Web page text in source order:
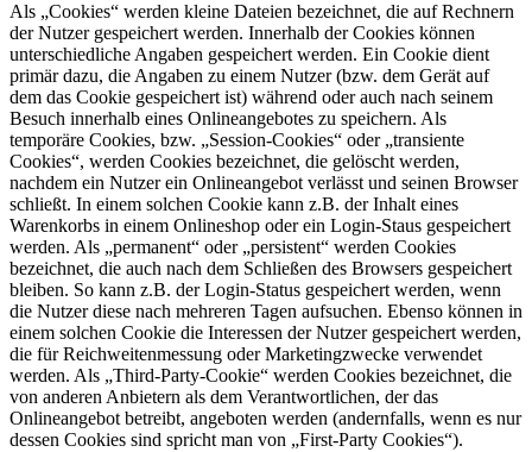
Als „Cookies“ werden kleine Dateien bezeichnet, die auf Rechnern
der Nutzer gespeichert werden. Innerhalb der Cookies können
unterschiedliche Angaben gespeichert werden. Ein Cookie dient
primär dazu, die Angaben zu einem Nutzer (bzw. dem Gerät auf
dem das Cookie gespeichert ist) während oder auch nach seinem
Besuch innerhalb eines Onlineangebotes zu speichern. Als
temporäre Cookies, bzw. „Session-Cookies“ oder „transiente
Cookies“, werden Cookies bezeichnet, die gelöscht werden,
nachdem ein Nutzer ein Onlineangebot verlässt und seinen Browser
schließt. In einem solchen Cookie kann z.B. der Inhalt eines
Warenkorbs in einem Onlineshop oder ein Login-Staus gespeichert
werden. Als „permanent“ oder „persistent“ werden Cookies
bezeichnet, die auch nach dem Schließen des Browsers gespeichert
bleiben. So kann z.B. der Login-Status gespeichert werden, wenn
die Nutzer diese nach mehreren Tagen aufsuchen. Ebenso können in
einem solchen Cookie die Interessen der Nutzer gespeichert werden,
die für Reichweitenmessung oder Marketingzwecke verwendet
werden. Als „Third-Party-Cookie“ werden Cookies bezeichnet, die
von anderen Anbietern als dem Verantwortlichen, der das
Onlineangebot betreibt, angeboten werden (andernfalls, wenn es nur
dessen Cookies sind spricht man von „First-Party Cookies“).